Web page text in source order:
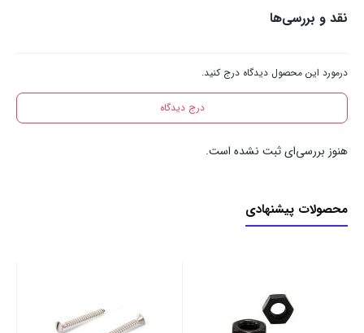
نقد و بررسی‌ها
درمورد این محصول دیدگاه درج کنید.
درج دیدگاه
هنوز بررسی‌ای ثبت نشده است.
محصولات پیشنهادی